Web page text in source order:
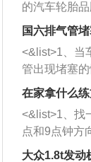
的汽车轮胎
牌，但是中
也是为了更
国六排气管
<&list>1、当
管出现堵塞
者是细棍，
堵塞情况比
施。
杂物推到排
三元催化器
在家拿什么
<&list>1、找
点和9点钟方
方向做一个
大众1.8t发动